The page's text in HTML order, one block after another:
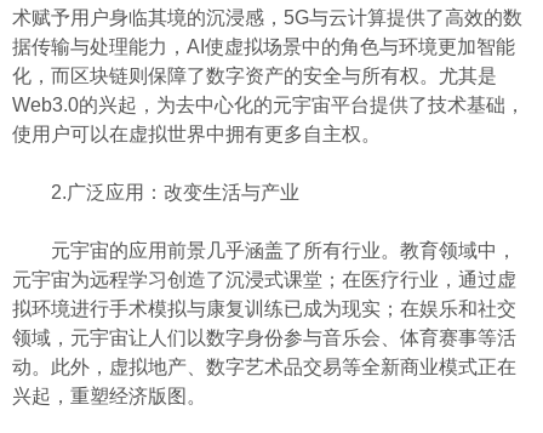
术赋予用户身临其境的沉浸感，5G与云计算提供了高效的数
据传输与处理能力，AI使虚拟场景中的角色与环境更加智能
化，而区块链则保障了数字资产的安全与所有权。尤其是
Web3.0的兴起，为去中心化的元宇宙平台提供了技术基础，
使用户可以在虚拟世界中拥有更多自主权。
2.广泛应用：改变生活与产业
元宇宙的应用前景几乎涵盖了所有行业。教育领域中，
元宇宙为远程学习创造了沉浸式课堂；在医疗行业，通过虚
拟环境进行手术模拟与康复训练已成为现实；在娱乐和社交
领域，元宇宙让人们以数字身份参与音乐会、体育赛事等活
动。此外，虚拟地产、数字艺术品交易等全新商业模式正在
兴起，重塑经济版图。